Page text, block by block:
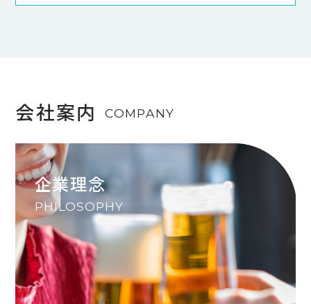
会社案内 COMPANY
企業理念
PHILOSOPHY